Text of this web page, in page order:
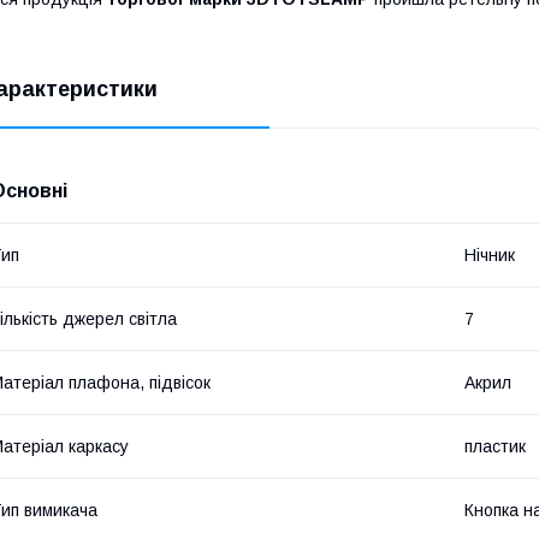
Нічник
джерел світла 7
плафона, підвісок Акрил
каркасу пластик
вимикача Кнопка